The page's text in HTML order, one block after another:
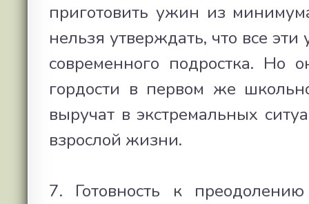
приготовить ужин из
нельзя утверждать, что все
современного подростка. Но
гордости в первом же
выручат в экстремальных
взрослой жизни.
7. Готовность к